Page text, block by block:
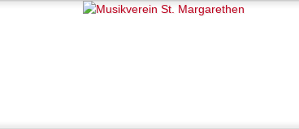
Direkt zum Inhalt